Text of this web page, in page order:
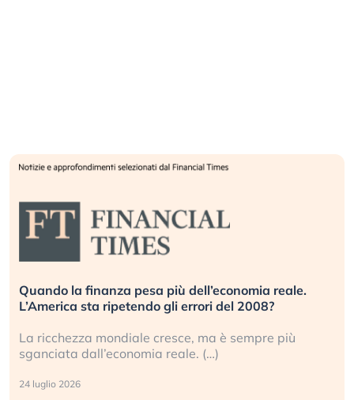
Quando la finanza pesa più dell’economia reale.
L’America sta ripetendo gli errori del 2008?
La ricchezza mondiale cresce, ma è sempre più
sganciata dall’economia reale. (…)
24 luglio 2026